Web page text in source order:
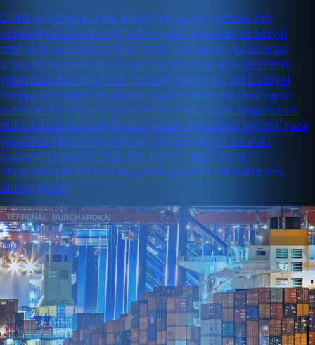
Dijital girişimcilik artık global pazarlara açılmak için
vazgeçilmez bir strateji haline geldi. E-ticaret ve sosyal
medyanın gücünü birleştirerek, markanızı uluslararası
arenada tanıtmanın ve satış kanallarınızı genişletmenin
yollarına odaklanıyoruz. Bu blog yazısında, etkili sosyal
medya stratejileri ile global müşteri kitlesine ulaşmanın
inceliklerini, e-ticaret platformlarında başarı sağlamanın
püf noktalarını ve dijital dünyadaki trendlerin takibini nasıl
yapabileceğinizi keşfederek, girişiminizi bir sonraki
seviyeye taşıyabilirsiniz. Başarılı bir dijital varlık
oluşturmanın rehberi ile global pazarda rakiplerinizin
önüne geçin!